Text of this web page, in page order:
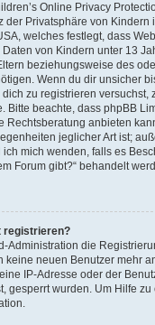
Online Privacy
der Privatsphäre von Kindern
welches festlegt, dass
von Kindern unter 13
beziehungsweise des
Wenn du dir unsicher
zu registrieren versuchst,
Bitte beachte, dass phpBB
Rechtsberatung anbieten
jeglicher Art ist;
ich mich wenden, falls es
Forum gibt?“ behandelt
registrieren?
Administration die
keine neuen Benutzer mehr
IP-Adresse oder der
gesperrt wurden. Um Hilfe zu